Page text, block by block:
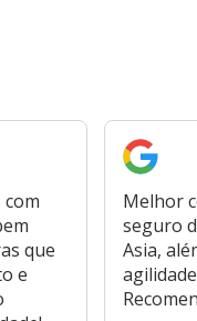
que
e
Melhor
seguro
Asia,